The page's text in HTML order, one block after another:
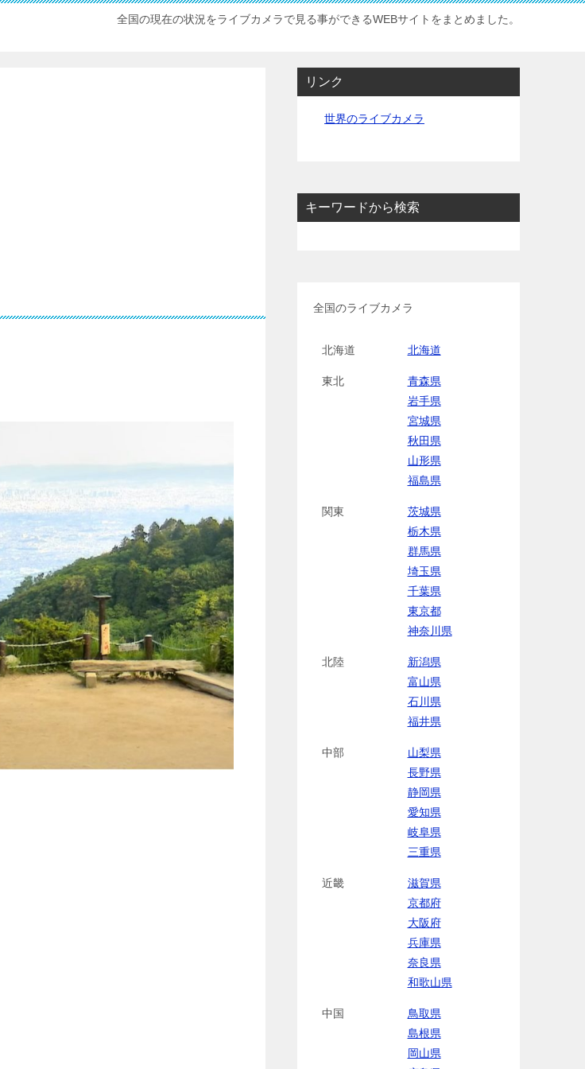
全国の現在の状況をライブカメラで見る事ができるWEBサイトをまとめました。
リンク
世界のライブカメラ
キーワードから検索
全国のライブカメラ
北海道 北海道
東北
青森県
岩手県
宮城県
秋田県
山形県
福島県
関東
茨城県
栃木県
群馬県
埼玉県
千葉県
東京都
神奈川県
北陸
新潟県
富山県
石川県
福井県
中部
山梨県
長野県
静岡県
愛知県
岐阜県
三重県
近畿
滋賀県
京都府
大阪府
兵庫県
奈良県
和歌山県
中国
鳥取県
島根県
岡山県